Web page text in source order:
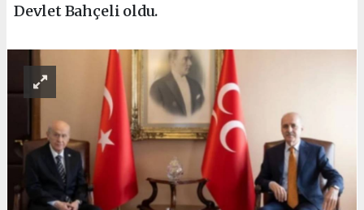
Devlet Bahçeli oldu.